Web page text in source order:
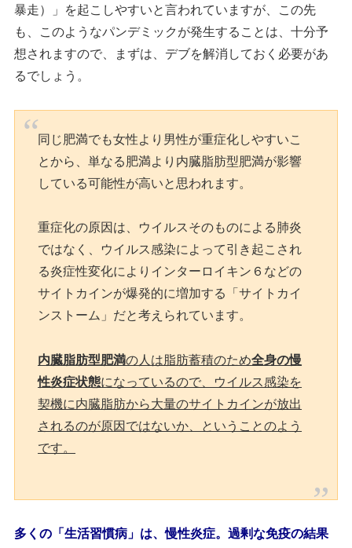
暴走）」を起こしやすいと言われていますが、この先
も、このようなパンデミックが発生することは、十分予
想されますので、まずは、デブを解消しておく必要があ
るでしょう。
同じ肥満でも女性より男性が重症化しやすいこ
とから、単なる肥満より内臓脂肪型肥満が影響
している可能性が高いと思われます。
重症化の原因は、ウイルスそのものによる肺炎
ではなく、ウイルス感染によって引き起こされ
る炎症性変化によりインターロイキン６などの
サイトカインが爆発的に増加する「サイトカイ
ンストーム」だと考えられています。
内臓脂肪型肥満の人は脂肪蓄積のため全身の慢
性炎症状態になっているので、ウイルス感染を
契機に内臓脂肪から大量のサイトカインが放出
されるのが原因ではないか、ということのよう
です。
多くの「生活習慣病」は、慢性炎症。過剰な免疫の結果